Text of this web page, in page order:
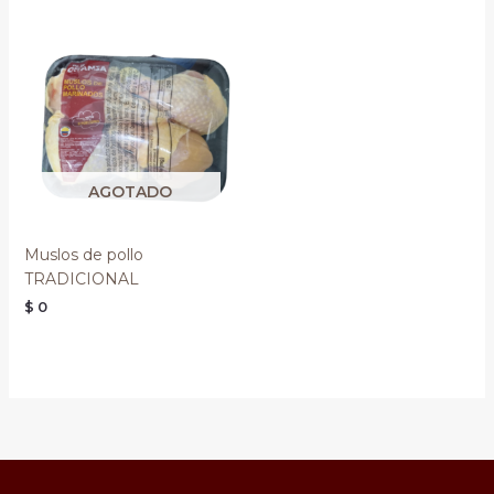
AGOTADO
Muslos de pollo
TRADICIONAL
$ 0